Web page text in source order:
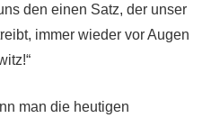
den einen Satz, der unser
immer wieder vor Augen
man die heutigen